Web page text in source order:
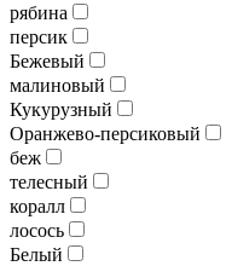
рябина
персик
Бежевый
малиновый
Кукурузный
Оранжево-персиковый
беж
телесный
коралл
лосось
Белый